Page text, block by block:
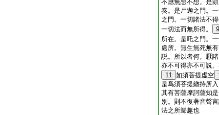
不應無想不想。是
奏。是尸迦之門。
之門。一切諸法不
一切法而無所得。
9
所在。是吒之門。
處所。無生無死無
説。所以者何。厭
亦不可得亦不可説
11 如須菩提虚空
是爲須菩提總持所
其有菩薩摩訶薩知
別。則不復著音聲
法之所歸趣也